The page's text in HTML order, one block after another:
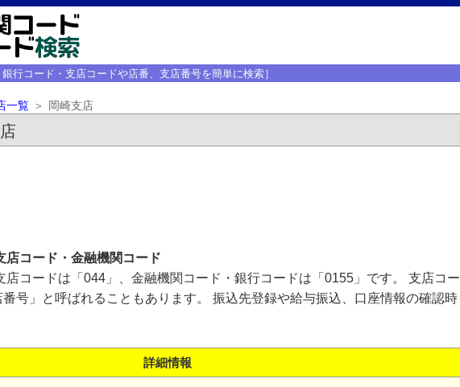
行コード・支店コードや店番、支店番号を簡単に検索］
一覧 岡崎支店
店コード・金融機関コード
店コードは「044」、金融機関コード・銀行コードは「0155」です。 支店コー
番号」と呼ばれることもあります。 振込先登録や給与振込、口座情報の確認時
詳細情報